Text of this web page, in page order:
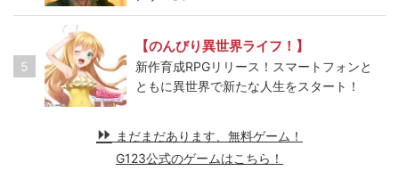
5
【のんびり異世界ライフ！】
新作育成RPGリリース！スマートフォンと
ともに異世界で新たな人生をスタート！
まだまだあります、無料ゲーム！
G123公式のゲームはこちら！